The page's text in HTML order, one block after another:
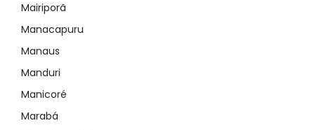
Mairiporã
Manacapuru
Manaus
Manduri
Manicoré
Marabá